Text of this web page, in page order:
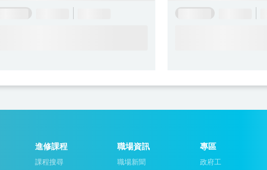
進修課程
課程搜尋
職場資訊
職場新聞
專區
政府工